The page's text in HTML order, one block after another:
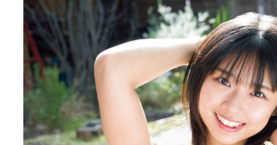
ショッピング